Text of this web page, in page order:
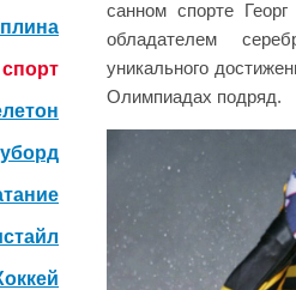
санном спорте
обладателем
уникального
Олимпиадах подряд.